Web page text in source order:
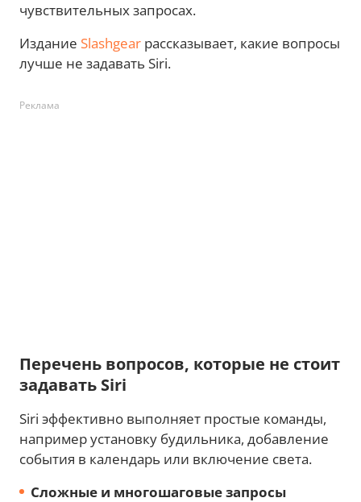
чувствительных запросах.
Издание Slashgear рассказывает, какие вопросы
лучше не задавать Siri.
Реклама
Перечень вопросов, которые не стоит
задавать Siri
Siri эффективно выполняет простые команды,
например установку будильника, добавление
события в календарь или включение света.
Сложные и многошаговые запросы